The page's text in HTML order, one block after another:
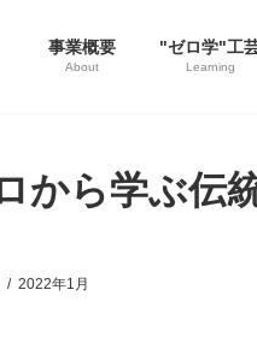
事業概要
About
"ゼロ学"工
Learning
から学ぶ伝
2022年1月